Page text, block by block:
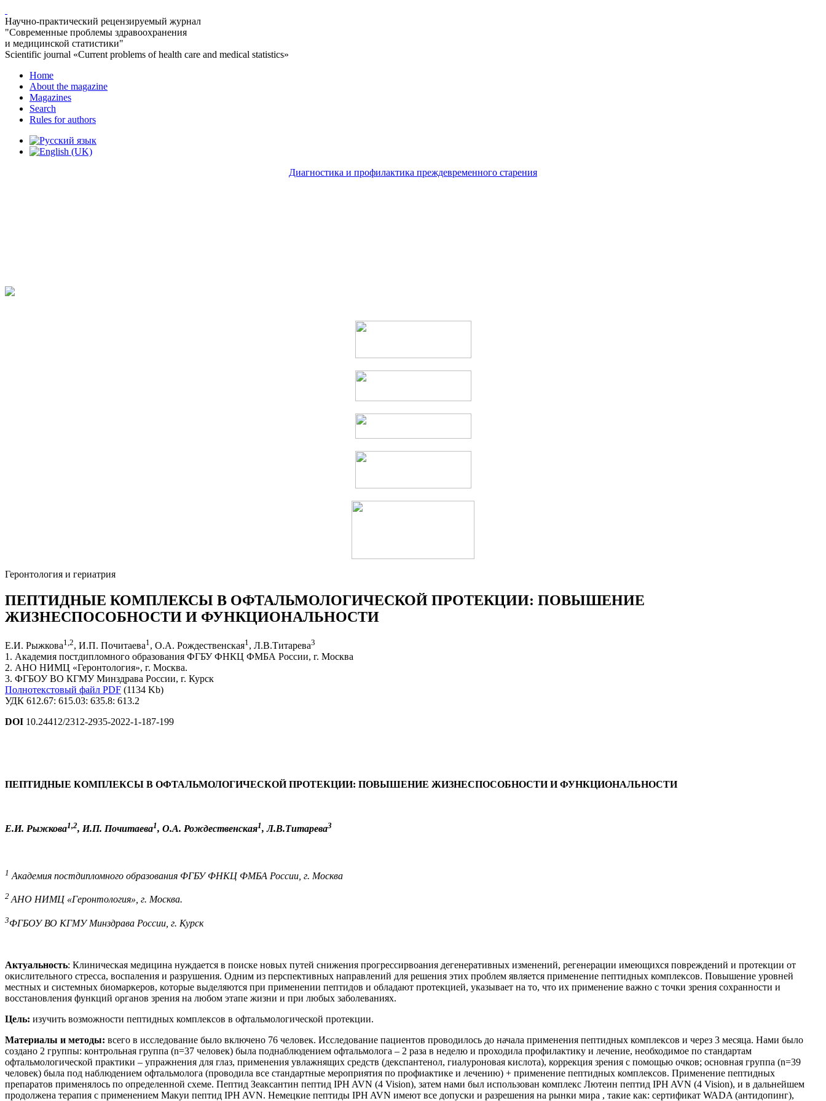
Научно-практический рецензируемый журнал
"Современные проблемы здравоохранения
и медицинской статистики"
Scientific journal «Current problems of health care and medical statistics»
Home
About the magazine
Magazines
Search
Rules for authors
Диагностика и профилактика преждевременного старения
Геронтология и гериатрия
ПЕПТИДНЫЕ КОМПЛЕКСЫ В ОФТАЛЬМОЛОГИЧЕСКОЙ ПРОТЕКЦИИ: ПОВЫШЕНИЕ
ЖИЗНЕСПОСОБНОСТИ И ФУНКЦИОНАЛЬНОСТИ
Е.И. Рыжкова1 2, И.П. Почитаева1 , О.А. Рождественская1 , Л.В.Титарева3
1. Академия постдипломного образования ФГБУ ФНКЦ ФМБА России, г. Москва
2. АНО НИМЦ «Геронтология», г. Москва.
3. ФГБОУ ВО КГМУ Минздрава России, г. Курск
Полнотекстовый файл PDF (1134 Kb)
УДК 612.67: 615.03: 635.8: 613.2
DOI 10.24412/2312-2935-2022-1-187-199
ПЕПТИДНЫЕ КОМПЛЕКСЫ В ОФТАЛЬМОЛОГИЧЕСКОЙ ПРОТЕКЦИИ: ПОВЫШЕНИЕ ЖИЗНЕСПОСОБНОСТИ И ФУНКЦИОНАЛЬНОСТИ
Е.И. Рыжкова1,2, И.П. Почитаева1, О.А. Рождественская1, Л.В.Титарева3
1 Академия постдипломного образования ФГБУ ФНКЦ ФМБА России, г. Москва
2 АНО НИМЦ «Геронтология», г. Москва.
3ФГБОУ ВО КГМУ Минздрава России, г. Курск
Актуальность: Клиническая медицина нуждается в поиске новых путей снижения прогрессирвоания дегенеративных изменений, регенерации имеющихся повреждений и протекции от
окислительного стресса, воспаления и разрушения. Одним из перспективных направлений для решения этих проблем является применение пептидных комплексов. Повышение уровней
местных и системных биомаркеров, которые выделяются при применении пептидов и обладают протекцией, указывает на то, что их применение важно с точки зрения сохранности и
восстановления функций органов зрения на любом этапе жизни и при любых заболеваниях.
Цель: изучить возможности пептидных комплексов в офтальмологической протекции.
Материалы и методы: всего в исследование было включено 76 человек. Исследование пациентов проводилось до начала применения пептидных комплексов и через 3 месяца. Нами было
создано 2 группы: контрольная группа (n=37 человек) была поднаблюдением офтальмолога – 2 раза в неделю и проходила профилактику и лечение, необходимое по стандартам
офтальмологической практики – упражнения для глаз, применения увлажнящих средств (декспантенол, гиалуроновая кислота), коррекция зрения с помощью очков; основная группа (n=39
человек) была под наблюдением офтальмолога (проводила все стандартные мероприятия по профиактике и лечению) + применение пептидных комплексов. Применение пептидных
препаратов применялось по определенной схеме. Пептид Зеаксантин пептид IPH AVN (4 Vision), затем нами был использован комплекс Лютеин пептид IPH AVN (4 Vision), и в дальнейшем
продолжена терапия с применением Макуи пептид IPH AVN. Немецкие пептиды IPH AVN имеют все допуски и разрешения на рынки мира , такие как: сертификат WADA (антидопинг),